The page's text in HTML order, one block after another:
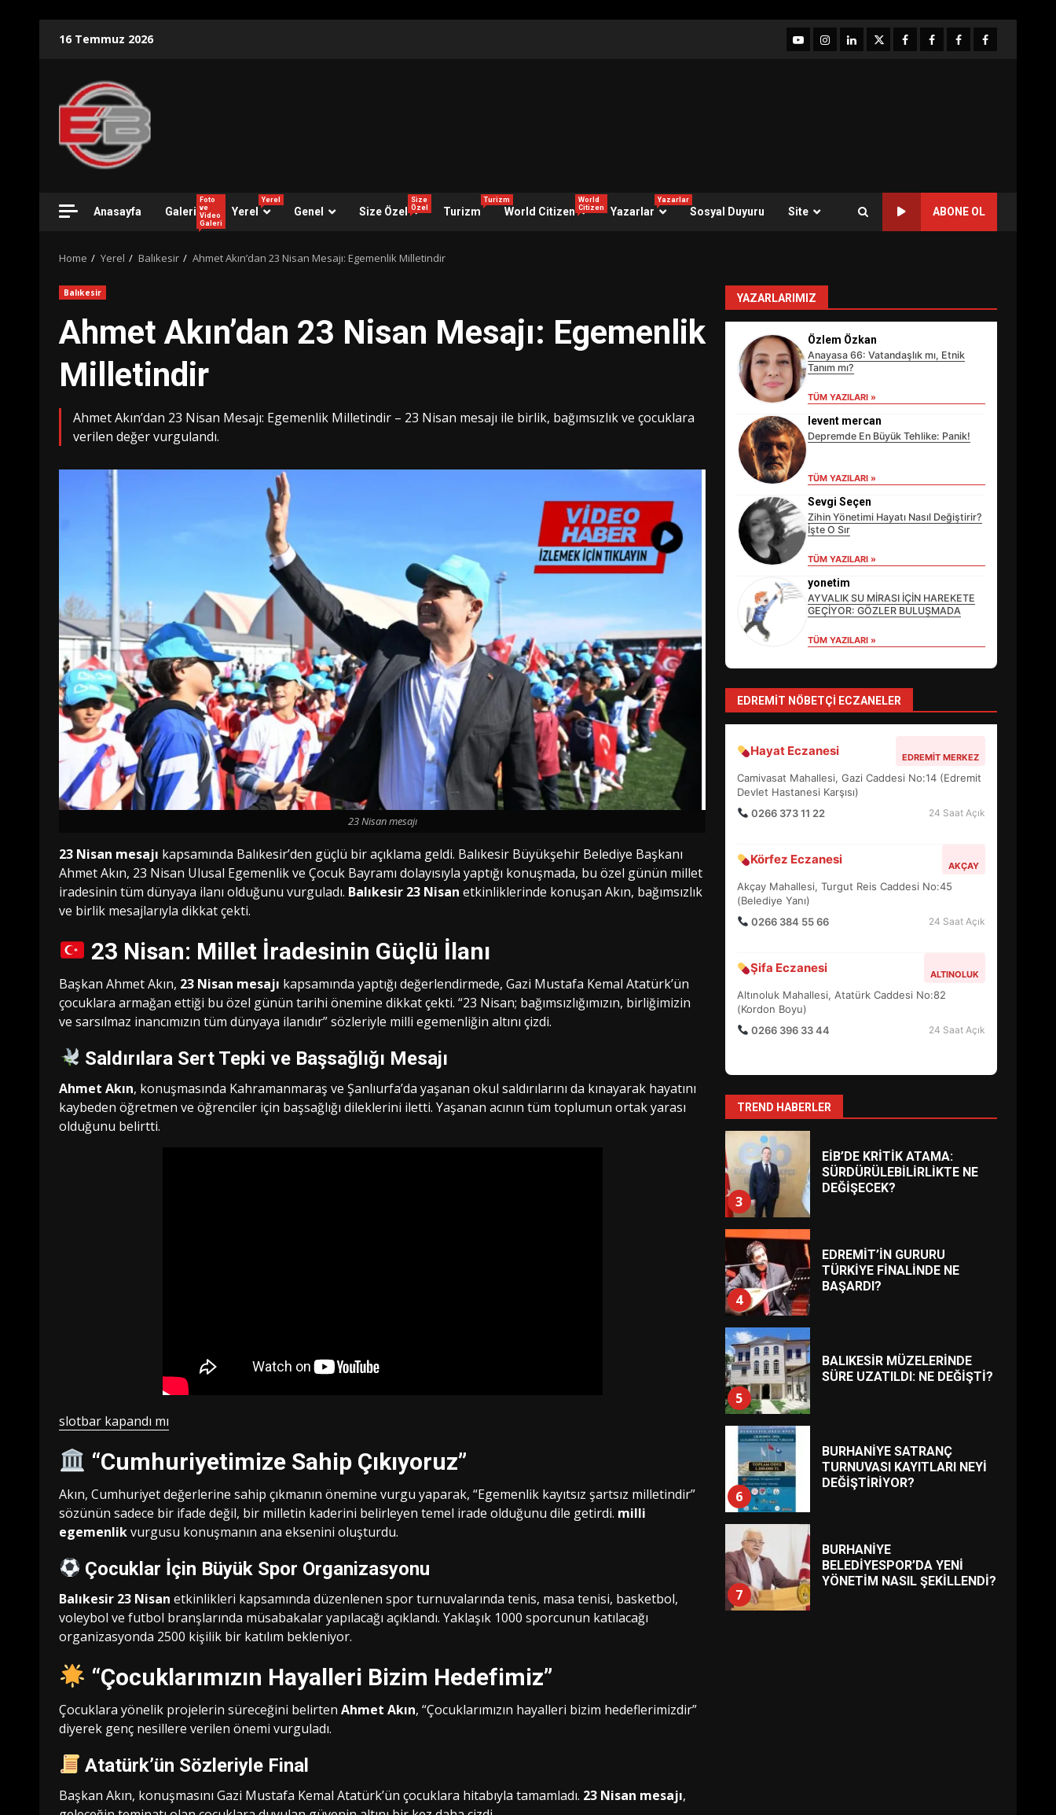
16 Temmuz 2026 YouTubeInstagram
LinkedIntwitterfacebook-Facebook-
Facebook-Facebook-
Anasayfa Galeri
Foto
ve
Video
Galeri
Yerel
Yerel
Genel Size Özel
Size
Özel
Turizm
Turizm
World Citizen
World
Citizen
Yazarlar
Yazarlar
Sosyal Duyuru Site ABONE OL
Home Yerel Balıkesir Ahmet Akın’dan 23 Nisan Mesajı: Egemenlik Milletindir
Balıkesir
Ahmet Akın’dan 23 Nisan Mesajı: Egemenlik
Milletindir
Ahmet Akın’dan 23 Nisan Mesajı: Egemenlik Milletindir – 23 Nisan mesajı ile birlik, bağımsızlık ve çocuklara
verilen değer vurgulandı.
23 Nisan mesajı
23 Nisan mesajı kapsamında Balıkesir’den güçlü bir açıklama geldi. Balıkesir Büyükşehir Belediye Başkanı
Ahmet Akın, 23 Nisan Ulusal Egemenlik ve Çocuk Bayramı dolayısıyla yaptığı konuşmada, bu özel günün millet
iradesinin tüm dünyaya ilanı olduğunu vurguladı. Balıkesir 23 Nisan etkinliklerinde konuşan Akın, bağımsızlık
ve birlik mesajlarıyla dikkat çekti.
23 Nisan: Millet İradesinin Güçlü İlanı
Başkan Ahmet Akın, 23 Nisan mesajı kapsamında yaptığı değerlendirmede, Gazi Mustafa Kemal Atatürk’ün
çocuklara armağan ettiği bu özel günün tarihi önemine dikkat çekti. “23 Nisan; bağımsızlığımızın, birliğimizin
ve sarsılmaz inancımızın tüm dünyaya ilanıdır” sözleriyle milli egemenliğin altını çizdi.
Saldırılara Sert Tepki ve Başsağlığı Mesajı
Ahmet Akın, konuşmasında Kahramanmaraş ve Şanlıurfa’da yaşanan okul saldırılarını da kınayarak hayatını
kaybeden öğretmen ve öğrenciler için başsağlığı dileklerini iletti. Yaşanan acının tüm toplumun ortak yarası
olduğunu belirtti.
slotbar kapandı mı
“Cumhuriyetimize Sahip Çıkıyoruz”
Akın, Cumhuriyet değerlerine sahip çıkmanın önemine vurgu yaparak, “Egemenlik kayıtsız şartsız milletindir”
sözünün sadece bir ifade değil, bir milletin kaderini belirleyen temel irade olduğunu dile getirdi. milli
egemenlikvurgusu konuşmanın ana eksenini oluşturdu.
Çocuklar İçin Büyük Spor Organizasyonu
Balıkesir 23 Nisan etkinlikleri kapsamında düzenlenen spor turnuvalarında tenis, masa tenisi, basketbol,
voleybol ve futbol branşlarında müsabakalar yapılacağı açıklandı. Yaklaşık 1000 sporcunun katılacağı
organizasyonda 2500 kişilik bir katılım bekleniyor.
“Çocuklarımızın Hayalleri Bizim Hedefimiz”
Çocuklara yönelik projelerin süreceğini belirten Ahmet Akın, “Çocuklarımızın hayalleri bizim hedeflerimizdir”
diyerek genç nesillere verilen önemi vurguladı.
Atatürk’ün Sözleriyle Final
Başkan Akın, konuşmasını Gazi Mustafa Kemal Atatürk’ün çocuklara hitabıyla tamamladı. 23 Nisan mesajı,
YAZARLARIMIZ
Özlem Özkan
Anayasa 66: Vatandaşlık mı, Etnik
Tanım mı?
TÜM YAZILARI »
levent mercan
Depremde En Büyük Tehlike: Panik!
TÜM YAZILARI »
Sevgi Seçen
Zihin Yönetimi Hayatı Nasıl Değiştirir?
İşte O Sır
TÜM YAZILARI »
yonetim
AYVALIK SU MİRASI İÇİN HAREKETE
GEÇİYOR: GÖZLER BULUŞMADA
TÜM YAZILARI »
EDREMIT NÖBETÇI ECZANELER
Hayat Eczanesi EDREMIT MERKEZ
Camivasat Mahallesi, Gazi Caddesi No:14 (Edremit
Devlet Hastanesi Karşısı)
0266 373 11 22
24 Saat Açık
Körfez Eczanesi AKÇAY
Akçay Mahallesi, Turgut Reis Caddesi No:45
(Belediye Yanı)
0266 384 55 66
24 Saat Açık
Şifa Eczanesi ALTINOLUK
Altınoluk Mahallesi, Atatürk Caddesi No:82
(Kordon Boyu)
0266 396 33 44
24 Saat Açık
TREND HABERLER
3
SÜRDÜRÜLEBİLİRLİKTE NE
DEĞİŞECEK?
EDREMİT’İN GURURU
TÜRKİYE FİNALİNDE NE
BAŞARDI?
5
BALIKESİR MÜZELERİNDE
SÜRE UZATILDI: NE DEĞİŞTİ?
6
BURHANİYE SATRANÇ
TURNUVASI KAYITLARI NEYİ
DEĞİŞTİRİYOR?
7
BURHANİYE
YÖNETİM NASIL ŞEKİLLENDİ?
1
AYVALIK SU MİRASI İÇİN
HAREKETE GEÇİYOR: GÖZLER
BULUŞMADA
2
3
EİB’DE KRİTİK ATAMA:
SÜRDÜRÜLEBİLİRLİKTE NE
DEĞİŞECEK?
4
EDREMİT’İN GURURU
TÜRKİYE FİNALİNDE NE
BAŞARDI?
5
BALIKESİR MÜZELERİNDE
SÜRE UZATILDI: NE DEĞİŞTİ?
6
BURHANİYE SATRANÇ
TURNUVASI KAYITLARI NEYİ
DEĞİŞTİRİYOR?
7
BURHANİYE
BELEDİYESPOR’DA YENİ
YÖNETİM NASIL ŞEKİLLENDİ?